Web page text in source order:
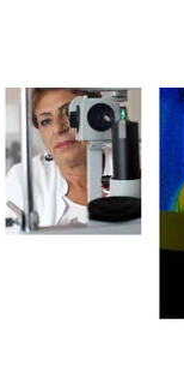
berlin
nord
wahrheit